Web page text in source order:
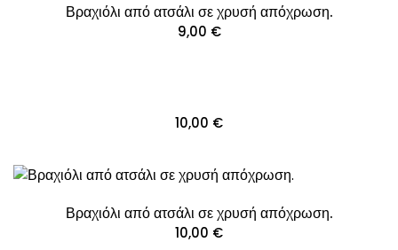
Βραχιόλι από ατσάλι σε χρυσή απόχρωση.
9,00 €
10,00 €
Βραχιόλι από ατσάλι σε χρυσή απόχρωση.
10,00 €